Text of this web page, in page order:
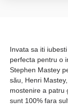
Invata sa iti
perfecta pentru o
Stephen Mastey
său, Henri
mostenire a patru
sunt 100% fara